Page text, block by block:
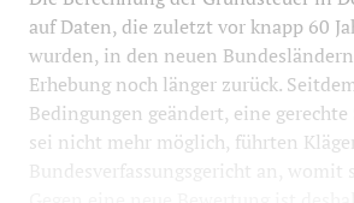
auf Daten, die zuletzt vor knapp 60
wurden, in den neuen
Erhebung noch länger zurück.
Bedingungen geändert, eine
sei nicht mehr möglich, führten
Bundesverfassungsgericht an, womit